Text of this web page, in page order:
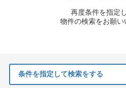
再度条件を指定
物件の検索をお願い
条件を指定して検索をする